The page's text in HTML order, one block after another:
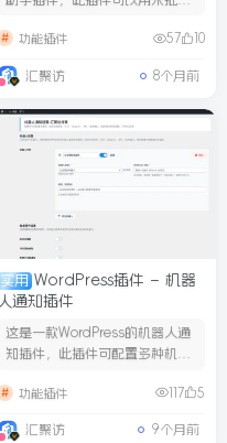
功能插件 57 10
汇聚访 8个月前
实用 WordPress插件 – 机器
人通知插件
这是一款WordPress的机器人通
知插件，此插件可配置多种机器
功能插件 117 5
汇聚访 9个月前